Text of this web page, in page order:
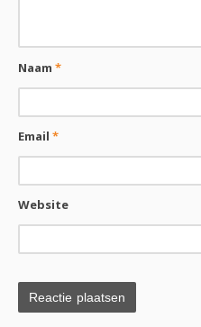
Naam*
Email*
Website